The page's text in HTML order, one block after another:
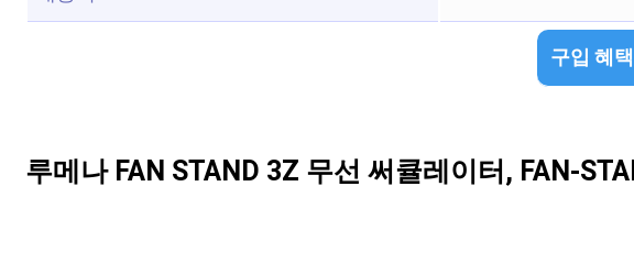
구입 혜
루메나 FAN STAND 3Z 무선 써큘레이터, FAN-